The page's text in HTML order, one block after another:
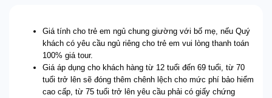
Giá tính cho trẻ em ngủ chung giường với bố mẹ, nếu Quý
khách có yêu cầu ngủ riêng cho trẻ em vui lòng thanh toán
100% giá tour.
Giá áp dụng cho khách hàng từ 12 tuổi đến 69 tuổi, từ 70
tuổi trở lên sẽ đóng thêm chênh lệch cho mức phí bảo hiểm
cao cấp, từ 75 tuổi trở lên yêu cầu phải có giấy chứng